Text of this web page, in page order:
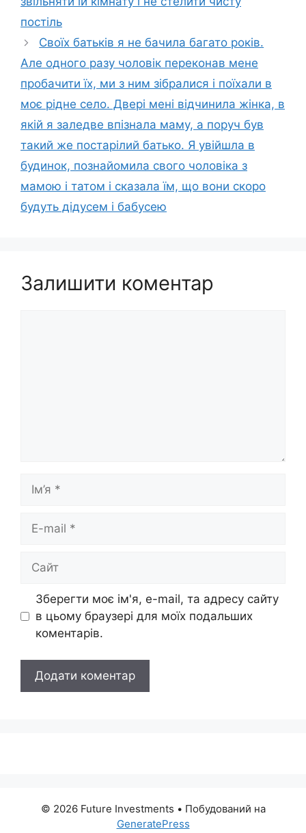
постіль
Своїх батьків я не бачила багато років.
Але одного разу чоловік переконав мене
пробачити їх, ми з ним зібралися і поїхали в
моє рідне село. Двері мені відчинила жінка, в
якій я заледве впізнала маму, а поруч був
такий же постарілий батько. Я увійшла в
будинок, познайомила свого чоловіка з
мамою і татом і сказала їм, що вони скоро
будуть дідусем і бабусею
Залишити коментар
Ім’я
Сайт
Зберегти моє ім'я, e-mail, та адресу сайту
в цьому браузері для моїх подальших
коментарів.
© 2026 Future Investments • Побудований на
GeneratePress